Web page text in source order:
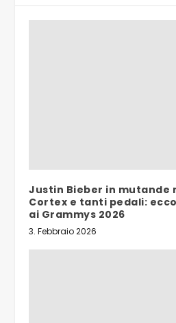
Justin Bieber in mutande
Cortex e tanti pedali:
ai Grammys 2026
3. Febbraio 2026